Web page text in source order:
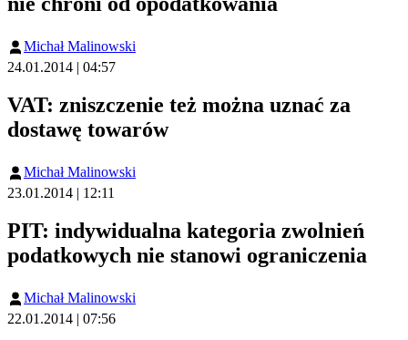
Michał Malinowski
24.01.2014 | 04:57
VAT: zniszczenie też można uznać za
dostawę towarów
Michał Malinowski
23.01.2014 | 12:11
PIT: indywidualna kategoria zwolnień
podatkowych nie stanowi ograniczenia
Michał Malinowski
22.01.2014 | 07:56